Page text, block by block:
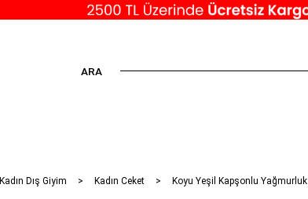
ARA
Kadın Dış Giyim Kadın Ceket Koyu Yeşil Kapşonlu Yağmurluk